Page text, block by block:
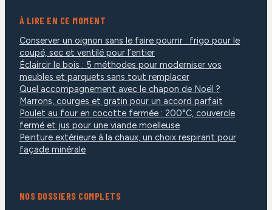
À LIRE EN CE MOMENT
Conserver un oignon sans le faire pourrir : frigo pour le
coupé, sec et ventilé pour l’entier
Éclaircir le bois : 5 méthodes pour moderniser vos
meubles et parquets sans tout remplacer
Quel accompagnement avec le chapon de Noël ?
Marrons, courges et gratin pour un accord parfait
Poulet au four en cocotte fermée : 200°C, couvercle
fermé et jus pour une viande moelleuse
Peinture extérieure à la chaux, un choix respirant pour
façade minérale
NOS DOSSIERS COMPLETS